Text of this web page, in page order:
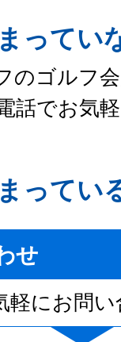
ってい
のゴルフ
話でお気
ってい
せ
軽にお問